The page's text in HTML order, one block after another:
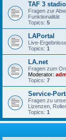
TAF 3
Fragen zur
Funktionalität
Topics: 5
LAPortal
Live-
Topics: 1
LA.net
Fragen zum
Moderator:
Topics: 7
Service-
Fragen zu
Lizenzen,
Topics: 1